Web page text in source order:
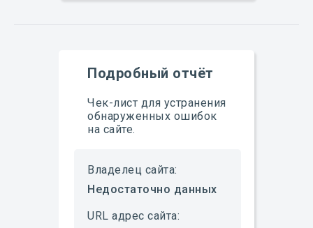
Чек-лист для устранения
обнаруженных ошибок
на сайте.
Подробный отчёт
Недостаточно данных
URL адрес сайта:
Владелец сайта: